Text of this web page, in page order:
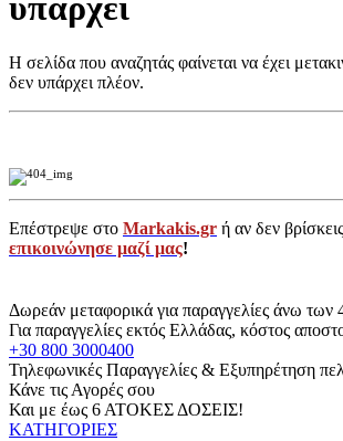
υπάρχει
Η σελίδα που αναζητάς φαίνεται να έχει
δεν υπάρχει πλέον.
Επέστρεψε στο Markakis.gr ή αν δεν
επικοινώνησε μαζί μας!
Δωρεάν μεταφορικά για παραγγελίες άνω των
Για παραγγελίες εκτός Ελλάδας, κόστος
+30 800 3000400
Τηλεφωνικές Παραγγελίες & Εξυπηρέτηση
Κάνε τις Αγορές σου
Και με έως 6 ΑΤΟΚΕΣ ΔΟΣΕΙΣ!
ΚΑΤΗΓΟΡΙΕΣ